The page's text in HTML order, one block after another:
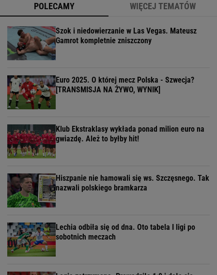
POLECAMY WIĘCEJ TEMATÓW
Szok i niedowierzanie w Las Vegas. Mateusz
Gamrot kompletnie zniszczony
Euro 2025. O której mecz Polska - Szwecja?
[TRANSMISJA NA ŻYWO, WYNIK]
Klub Ekstraklasy wykłada ponad milion euro na
gwiazdę. Ależ to byłby hit!
Hiszpanie nie hamowali się ws. Szczęsnego. Tak
nazwali polskiego bramkarza
Lechia odbiła się od dna. Oto tabela I ligi po
sobotnich meczach